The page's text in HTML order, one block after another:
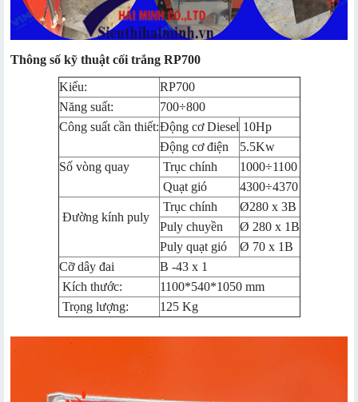
Thông số kỹ thuật cối trắng RP700
Kiểu:
RP700
Năng suất:
700÷800
Công suất cần thiết:Động cơ Diesel 10Hp
Động cơ điện
5.5Kw
Số vòng quay
Trục chính
1000÷1100
Quạt gió
4300÷4370
Đường kính puly
Trục chính
Ø280 x 3B
Puly chuyền
Ø 280 x 1B
Puly quạt gió
Ø 70 x 1B
Cỡ dây đai
B -43 x 1
Kích thước:
1100*540*1050 mm
Trọng lượng:
125 Kg